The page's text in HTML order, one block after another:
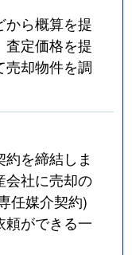
から概算を提
査定価格を提
売却物件を調
を締結しま
会社に売却の
任媒介契約)
頼ができる一